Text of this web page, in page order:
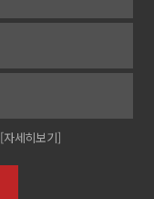
[자세히보기]